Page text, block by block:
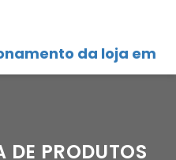
da loja em
DE PRODUTOS